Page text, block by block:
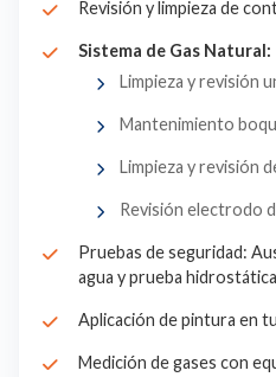
Revisión y limpieza de
Sistema de Gas Natural:
Limpieza y revisión
Mantenimiento
Limpieza y revisión
Revisión electrodo
Pruebas de seguridad:
agua y prueba
Aplicación de pintura en
Medición de gases con